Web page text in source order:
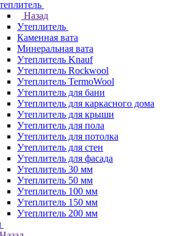
Назад
Утеплитель
Каменная вата
Минеральная вата
Утеплитель Knauf
Утеплитель Rockwool
Утеплитель TermoWool
Утеплитель для бани
Утеплитель для каркасного дома
Утеплитель для крыши
Утеплитель для пола
Утеплитель для потолка
Утеплитель для стен
Утеплитель для фасада
Утеплитель 30 мм
Утеплитель 50 мм
Утеплитель 100 мм
Утеплитель 150 мм
Утеплитель 200 мм